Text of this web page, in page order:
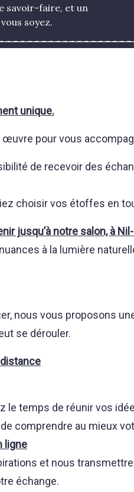
savoir-faire, et un
soyez.
unique.
pour vous
de recevoir des
choisir vos étoffes en
jusqu’à notre salon, à
à la lumière
nous vous proposons
se dérouler.
le temps de réunir vos
comprendre au mieux
ligne
et nous
échange.